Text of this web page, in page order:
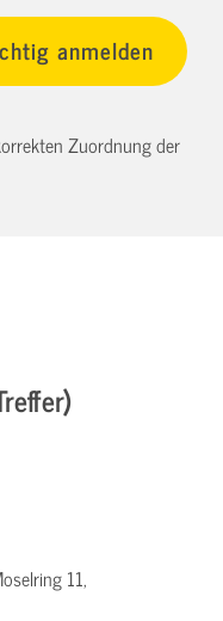
Zuordnung der
11,